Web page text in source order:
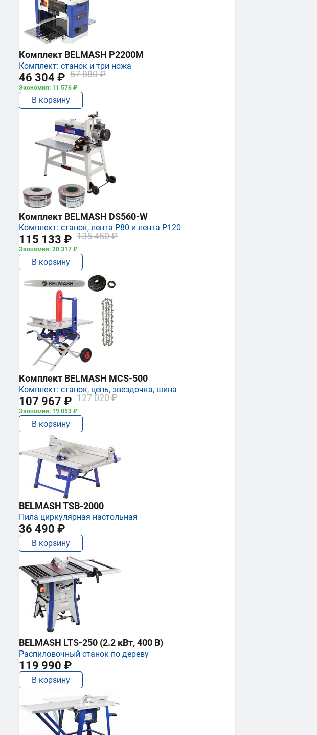
Комплект BELMASH P2200M
Комплект: станок и три ножа
46 304 ₽ 57 880 ₽
Экономия: 11 576 ₽
В корзину
Комплект BELMASH DS560-W
Комплект: станок, лента P80 и лента P120
115 133 ₽ 135 450 ₽
Экономия: 20 317 ₽
В корзину
Комплект BELMASH MCS-500
Комплект: станок, цепь, звездочка, шина
107 967 ₽ 127 020 ₽
Экономия: 19 053 ₽
В корзину
BELMASH TSB-2000
Пила циркулярная настольная
36 490 ₽
В корзину
BELMASH LTS-250 (2.2 кВт, 400 В)
Распиловочный станок по дереву
119 990 ₽
В корзину